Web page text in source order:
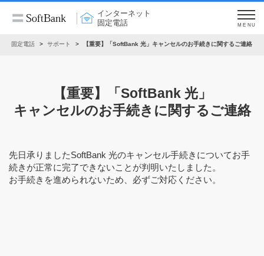
インターネット
固定電話
MENU
・固定電話 サポート 【重要】「SoftBank 光」キャンセルのお手続きに関するご連絡
【重要】「SoftBank 光」
キャンセルのお手続きに関するご連絡
先日承りましたSoftBank 光のキャンセル手続きについてお手
続きが正常に完了できないことが判明いたしました。
お手続きを進められないため、必ずご対応ください。